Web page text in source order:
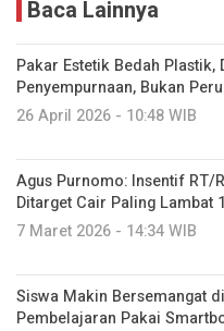
Baca Lainnya
Pakar Estetik Bedah Plastik,
Penyempurnaan, Bukan
26 April 2026 - 10:48 WIB
Agus Purnomo: Insentif RT/
Ditarget Cair Paling Lambat
7 Maret 2026 - 14:34 WIB
Siswa Makin Bersemangat
Pembelajaran Pakai